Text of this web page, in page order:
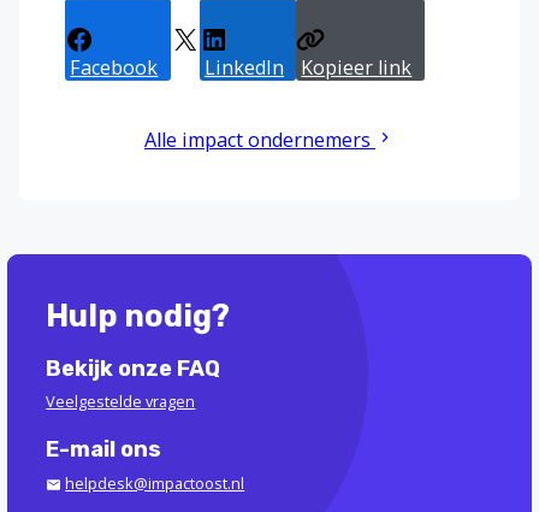
Facebook LinkedIn Kopieer link
Alle impact ondernemers
Hulp nodig?
Bekijk onze FAQ
Veelgestelde vragen
E-mail ons
helpdesk@impactoost.nl